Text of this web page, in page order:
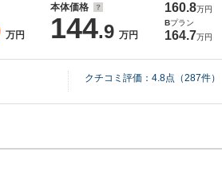
万円
本体価格
144.9 万円
160.8万円
Bプラン
164.7万円
クチコミ評価： 4.8点（287件）